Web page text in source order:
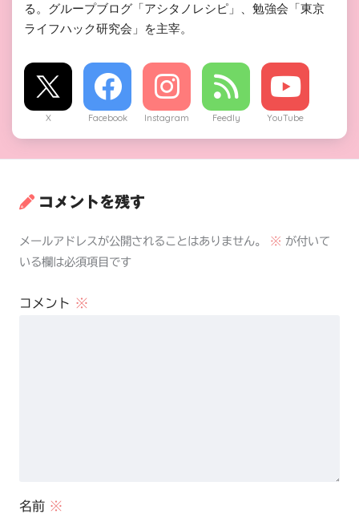
る。グループブログ「アシタノレシピ」、勉強会「東京
ライフハック研究会」を主宰。
X Facebook Instagram Feedly YouTube
コメントを残す
メールアドレスが公開されることはありません。 ※ が付いて
いる欄は必須項目です
コメント ※
名前 ※